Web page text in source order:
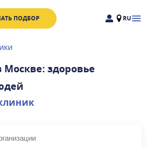
ПОДБОР RU
Москве: здоровье